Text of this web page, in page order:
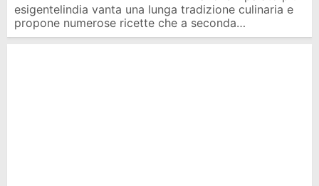
esigentelindia vanta una lunga tradizione culinaria e
propone numerose ricette che a seconda…